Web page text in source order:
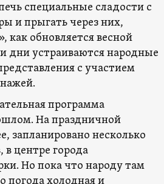
специальные сладости с
и прыгать через них,
как обновляется весной
дни устраиваются народные
с участием
программа
На праздничной
запланировано несколько
центре города
Но пока что народу там